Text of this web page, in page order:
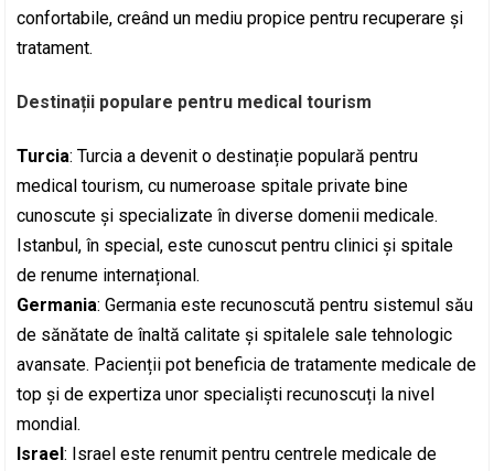
confortabile, creând un mediu propice pentru recuperare și
tratament.
Destinații populare pentru medical tourism
Turcia: Turcia a devenit o destinație populară pentru
medical tourism, cu numeroase spitale private bine
cunoscute și specializate în diverse domenii medicale.
Istanbul, în special, este cunoscut pentru clinici și spitale
de renume internațional.
Germania: Germania este recunoscută pentru sistemul său
de sănătate de înaltă calitate și spitalele sale tehnologic
avansate. Pacienții pot beneficia de tratamente medicale de
top și de expertiza unor specialiști recunoscuți la nivel
mondial.
Israel: Israel este renumit pentru centrele medicale de